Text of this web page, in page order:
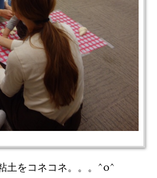
土をコネコネ。。。^o^